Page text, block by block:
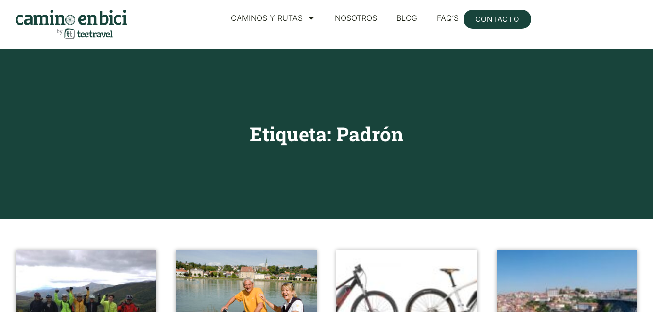
CAMINOS Y RUTAS NOSOTROS BLOG FAQ’S CONTACTO
Etiqueta: Padrón